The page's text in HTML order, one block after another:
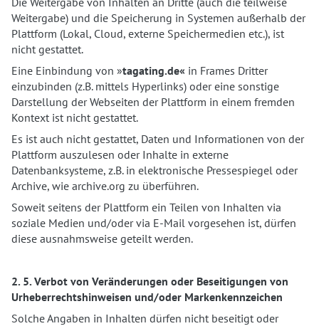
Weitergabe) und die Speicherung in Systemen außerhalb der
Plattform (Lokal, Cloud, externe Speichermedien etc.), ist
nicht gestattet.
Eine Einbindung von »tagating.de« in Frames Dritter
einzubinden (z.B. mittels Hyperlinks) oder eine sonstige
Darstellung der Webseiten der Plattform in einem fremden
Kontext ist nicht gestattet.
Es ist auch nicht gestattet, Daten und Informationen von der
Plattform auszulesen oder Inhalte in externe
Datenbanksysteme, z.B. in elektronische Pressespiegel oder
Archive, wie archive.org zu überführen.
Soweit seitens der Plattform ein Teilen von Inhalten via
soziale Medien und/oder via E-Mail vorgesehen ist, dürfen
diese ausnahmsweise geteilt werden.
2. 5. Verbot von Veränderungen oder Beseitigungen von
Urheberrechtshinweisen und/oder Markenkennzeichen
Solche Angaben in Inhalten dürfen nicht beseitigt oder